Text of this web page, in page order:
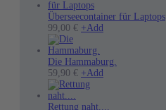
Überseecontainer für Laptops
99,00 € +Add
mehrere
Die Hammaburg.
59,90 € +Add
Rettung naht....